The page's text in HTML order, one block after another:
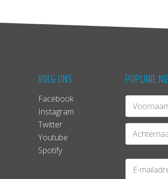
VOLG ONS
Facebook
Instagram
Twitter
Youtube
Spotify
POPUNIE